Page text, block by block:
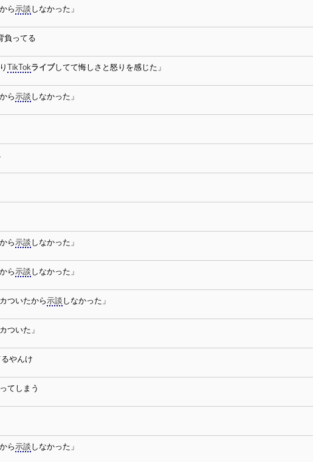
ら示談 しなかった」
負ってる
TikTokライブしてて悔しさと怒りを感じた」
ら示談 しなかった」
ら示談 しなかった」
ら示談 しなかった」
ついたから示談 しなかった」
ついた」
やんけ
てしまう
ら示談 しなかった」